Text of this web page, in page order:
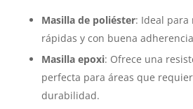
Masilla de poliéster: Ideal para
rápidas y con buena
Masilla epoxi: Ofrece una
perfecta para áreas que
durabilidad.